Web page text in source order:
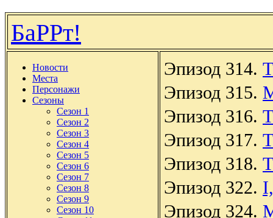
БаРРт!
Новости
Места
Персонажи
Сезоны
Сезон 1
Сезон 2
Сезон 3
Сезон 4
Сезон 5
Сезон 6
Сезон 7
Сезон 8
Сезон 9
Сезон 10
Эпизод 314.
Эпизод 315.
Эпизод 316.
Эпизод 317.
Эпизод 318.
Эпизод 322.
Эпизод 324.